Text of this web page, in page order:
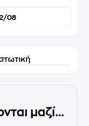
08
μαζί...